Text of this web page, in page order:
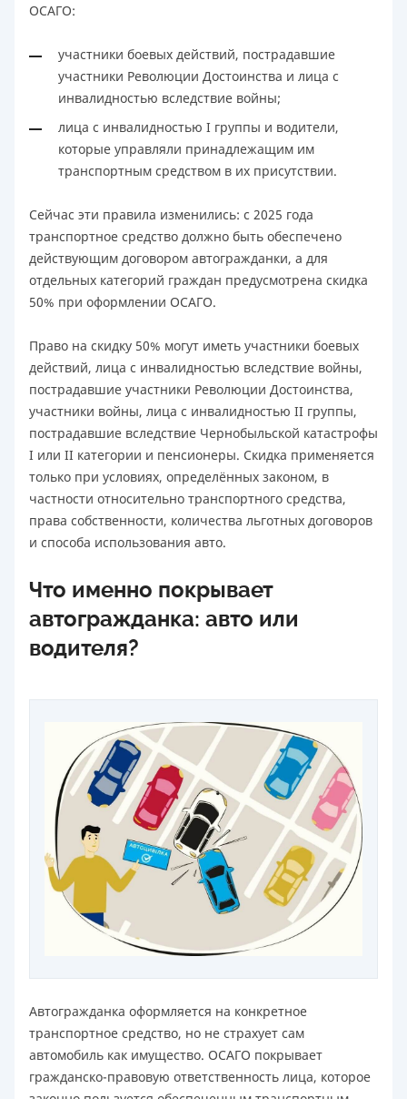
ОСАГО:
участники боевых действий, пострадавшие
участники Революции Достоинства и лица с
инвалидностью вследствие войны;
лица с инвалидностью I группы и водители,
которые управляли принадлежащим им
транспортным средством в их присутствии.
Сейчас эти правила изменились: с 2025 года
транспортное средство должно быть обеспечено
действующим договором автогражданки, а для
отдельных категорий граждан предусмотрена скидка
50% при оформлении ОСАГО.
Право на скидку 50% могут иметь участники боевых
действий, лица с инвалидностью вследствие войны,
пострадавшие участники Революции Достоинства,
участники войны, лица с инвалидностью II группы,
пострадавшие вследствие Чернобыльской катастрофы
I или II категории и пенсионеры. Скидка применяется
только при условиях, определённых законом, в
частности относительно транспортного средства,
права собственности, количества льготных договоров
и способа использования авто.
Что именно покрывает
автогражданка: авто или
водителя?
Автогражданка оформляется на конкретное
транспортное средство, но не страхует сам
автомобиль как имущество. ОСАГО покрывает
гражданско-правовую ответственность лица, которое